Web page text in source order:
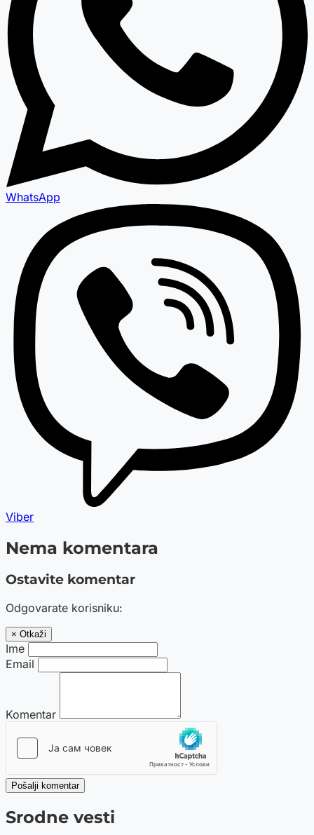
WhatsApp
Viber
Nema komentara
Ostavite komentar
Odgovarate korisniku:
× Otkaži
Ime
Email
Komentar
Pošalji komentar
Srodne vesti